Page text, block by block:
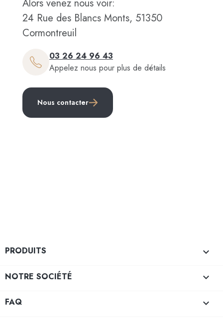
Alors venez nous voir:
24 Rue des Blancs Monts, 51350
Cormontreuil
03 26 24 96 43
Appelez nous pour plus de détails
Nous contacter
PRODUITS 
NOTRE SOCIÉTÉ 
FAQ 